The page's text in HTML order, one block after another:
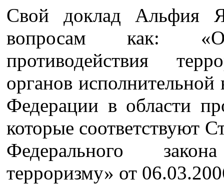
Свой доклад Альфия
вопросам как:
противодействия
органов исполнительной
Федерации в области
которые соответствуют
Федерального
терроризму» от